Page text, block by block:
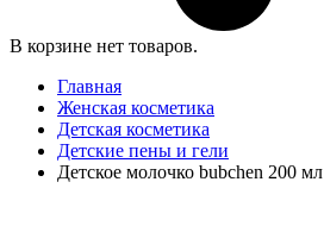
В корзине нет товаров.
Главная
Женская косметика
Детская косметика
Детские пены и гели
Детское молочко bubchen 200 мл